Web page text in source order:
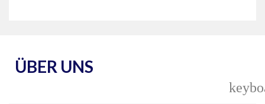
ÜBER UNS